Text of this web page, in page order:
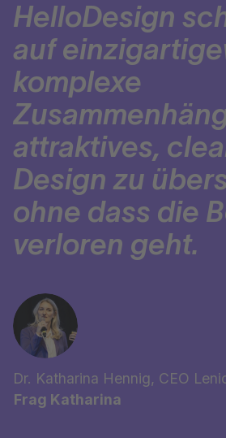
HelloDesign
auf
komplexe
attraktives,
Design zu
ohne dass die
verloren geht.
Dr. Katharina Hennig, CEO
Frag Katharina